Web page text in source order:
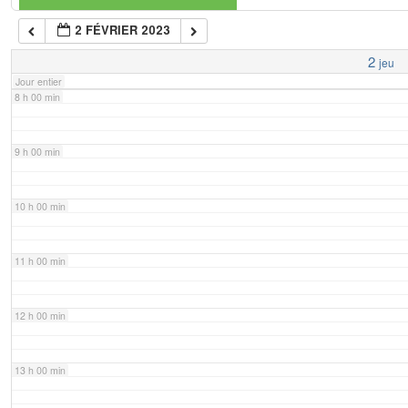
2 FÉVRIER 2023
2 jeu
Jour entier
7 h 00 min
8 h 00 min
9 h 00 min
10 h 00 min
11 h 00 min
12 h 00 min
13 h 00 min